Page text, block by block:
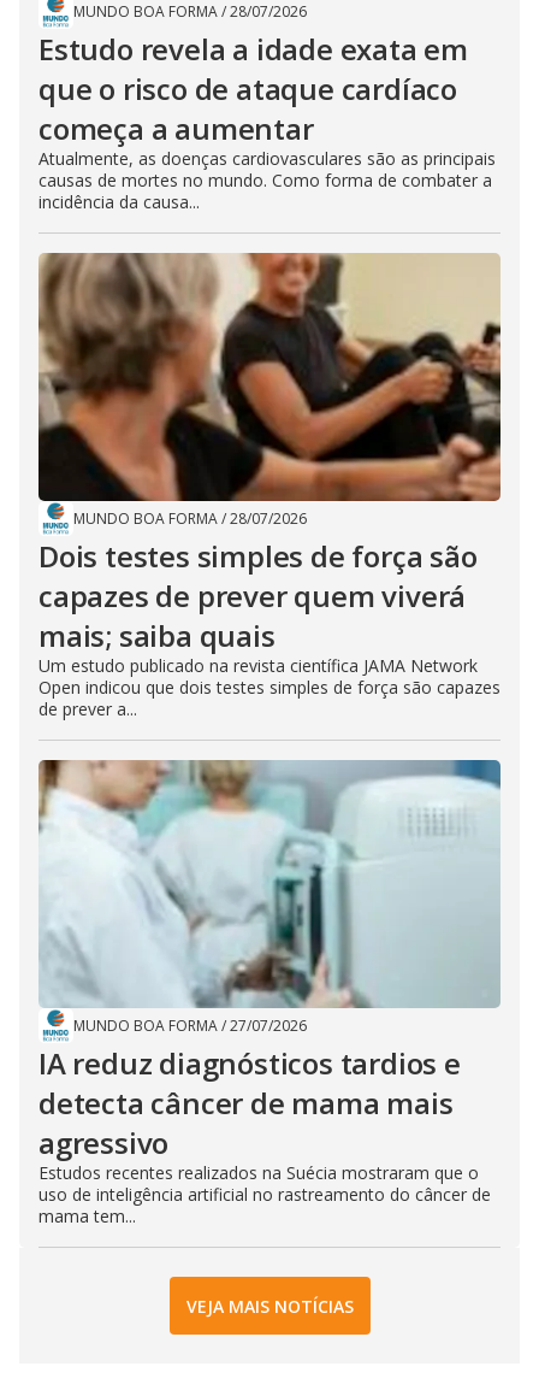
MUNDO BOA FORMA/28/07/2026
Estudo revela a idade exata em
que o risco de ataque cardíaco
começa a aumentar
Atualmente, as doenças cardiovasculares são as principais
causas de mortes no mundo. Como forma de combater a
incidência da causa...
MUNDO BOA FORMA/28/07/2026
Dois testes simples de força são
capazes de prever quem viverá
mais; saiba quais
Um estudo publicado na revista científica JAMA Network
Open indicou que dois testes simples de força são capazes
de prever a...
MUNDO BOA FORMA/27/07/2026
IA reduz diagnósticos tardios e
detecta câncer de mama mais
agressivo
Estudos recentes realizados na Suécia mostraram que o
uso de inteligência artificial no rastreamento do câncer de
mama tem...
VEJA MAIS NOTÍCIAS